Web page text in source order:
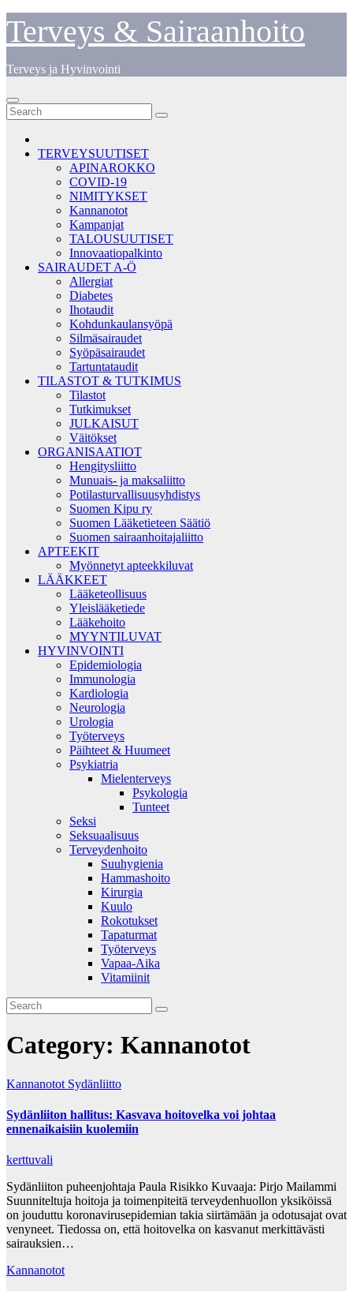
Skip
content
Terveys & Sairaanhoito
Terveys ja Hyvinvointi
TERVEYSUUTISET
APINAROKKO
COVID-19
NIMITYKSET
Kannanotot
Kampanjat
TALOUSUUTISET
Innovaatiopalkinto
SAIRAUDET A-Ö
Allergiat
Diabetes
Ihotaudit
Kohdunkaulansyöpä
Silmäsairaudet
Syöpäsairaudet
Tartuntataudit
TILASTOT & TUTKIMUS
Tilastot
Tutkimukset
JULKAISUT
Väitökset
ORGANISAATIOT
Hengitysliitto
Munuais- ja maksaliitto
Potilasturvallisuusyhdistys
Suomen Kipu ry
Suomen Lääketieteen Säätiö
Suomen sairaanhoitajaliitto
APTEEKIT
Myönnetyt apteekkiluvat
LÄÄKKEET
Lääketeollisuus
Yleislääketiede
Lääkehoito
MYYNTILUVAT
HYVINVOINTI
Epidemiologia
Immunologia
Kardiologia
Neurologia
Urologia
Työterveys
Päihteet & Huumeet
Psykiatria
Mielenterveys
Psykologia
Tunteet
Seksi
Seksuaalisuus
Terveydenhoito
Suuhygienia
Hammashoito
Kirurgia
Kuulo
Rokotukset
Tapaturmat
Työterveys
Vapaa-Aika
Vitamiinit
Category: Kannanotot
Kannanotot Sydänliitto
Sydänliiton hallitus: Kasvava hoitovelka voi johtaa
ennenaikaisiin kuolemiin
kerttuvali
Sydänliiton puheenjohtaja Paula Risikko Kuvaaja: Pirjo Mailammi
Suunniteltuja hoitoja ja toimenpiteitä terveydenhuollon yksiköissä
on jouduttu koronavirusepidemian takia siirtämään ja odotusajat ovat
venyneet. Tiedossa on, että hoitovelka on kasvanut merkittävästi
sairauksien…
Kannanotot